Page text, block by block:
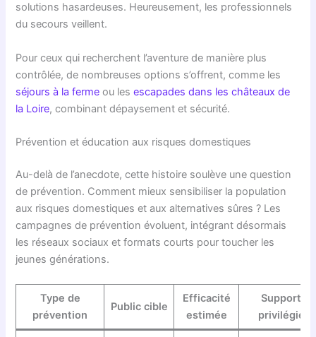
solutions hasardeuses. Heureusement, les professionnels
du secours veillent.
Pour ceux qui recherchent l’aventure de manière plus
contrôlée, de nombreuses options s’offrent, comme les
séjours à la ferme ou lesescapades dans les châteaux de
la Loire, combinant dépaysement et sécurité.
Prévention et éducation aux risques domestiques
Au-delà de l’anecdote, cette histoire soulève une question
de prévention. Comment mieux sensibiliser la population
aux risques domestiques et aux alternatives sûres ? Les
campagnes de prévention évoluent, intégrant désormais
les réseaux sociaux et formats courts pour toucher les
jeunes générations.
Type de
prévention
Public cible
Efficacité
estimée
Support
privilégié